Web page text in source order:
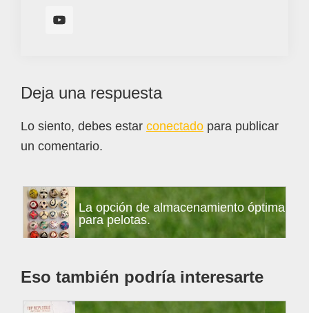
Interacciones
con
los
Deja una respuesta
Lo siento, debes estar conectado para publicar
un comentario.
Barra
lateral
principal
La opción de almacenamiento óptima
para pelotas.
Eso también podría interesarte